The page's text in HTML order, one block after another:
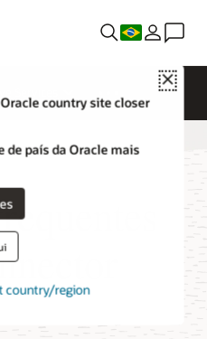
Close
country site closer
de país da Oracle mais
country/region